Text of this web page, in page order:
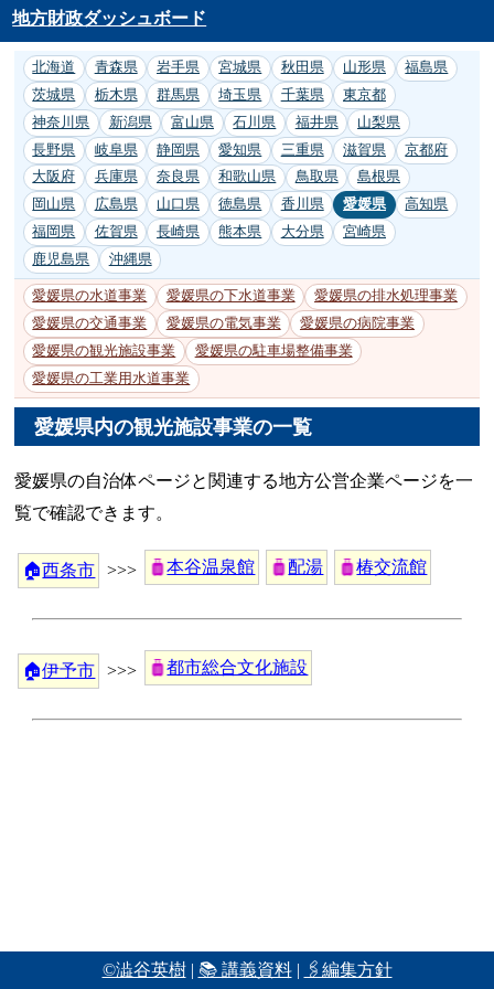
地方財政ダッシュボード
©澁谷英樹| 📚 講義資料| 🖇編集方針
北海道 青森県 岩手県 宮城県 秋田県 山形県
福島県
茨城県
栃木県 群馬県 埼玉県 千葉県
東京都
神奈川県
新潟県 富山県 石川県 福井県
山梨県
長野県
岐阜県 静岡県 愛知県 三重県 滋賀県
京都府
大阪府
兵庫県 奈良県 和歌山県 鳥取県
島根県
岡山県
広島県 山口県 徳島県 香川県 愛媛県
高知県
福岡県
佐賀県 長崎県 熊本県 大分県
宮崎県
鹿児島県
沖縄県
愛媛県の水道事業 愛媛県の下水道事業
愛媛県の排水処理事業
愛媛県の交通事業
愛媛県の電気事業
愛媛県の病院事業
愛媛県の観光施設事業
愛媛県の駐車場整備事業
愛媛県の工業用水道事業
愛媛県内の観光施設事業の一覧
愛媛県の自治体ページと関連する地方公営企業ページを一
覧で確認できます。
🏠西条市 >>> 本谷温泉館 配湯 椿交流館
🏠伊予市 >>> 都市総合文化施設